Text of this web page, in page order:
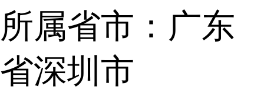
所属省市： 广东
省深圳市